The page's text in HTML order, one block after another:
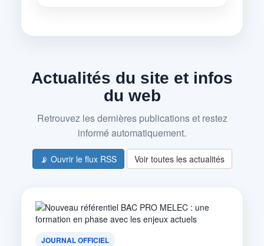
Actualités du site et infos
du web
Retrouvez les dernières publications et restez
informé automatiquement.
📡 Ouvrir le flux RSS Voir toutes les actualités
JOURNAL OFFICIEL